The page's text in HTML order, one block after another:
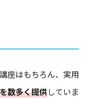
座はもちろん、実用
数多く提供していま